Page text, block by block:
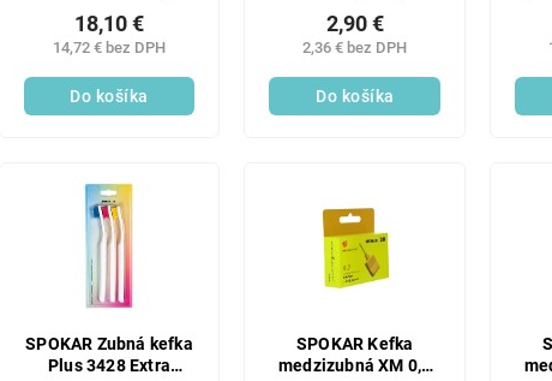
14,72 € bez DPH
18,10 €
Do košíka
2,36 € bez DPH
2,90 €
Do košíka
SPOKAR Zubná kefka
Plus 3428 Extra
SPOKAR Kefka
medzizubná XM 0,7